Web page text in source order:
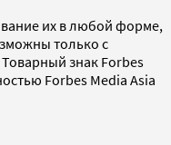
их в любой форме,
только с
знак Forbes
Forbes Media Asia